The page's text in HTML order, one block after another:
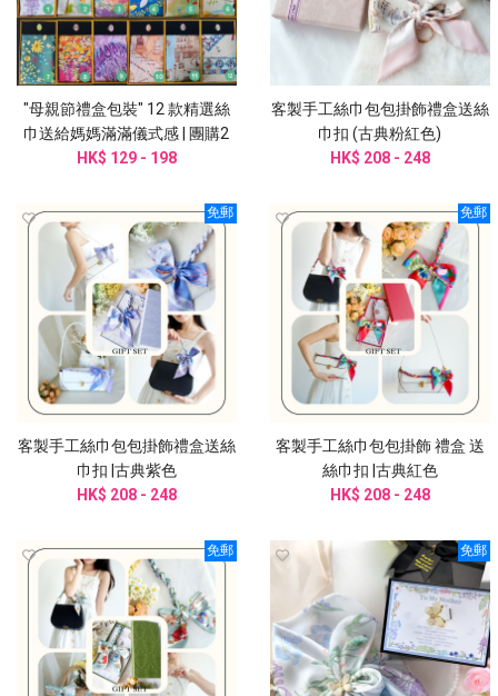
"母親節禮盒包裝" 12 款精選絲
巾送給媽媽滿滿儀式感 | 團購2
件起訂
HK$ 129 - 198
客製手工絲巾包包掛飾禮盒送絲
巾扣 (古典粉紅色)
HK$ 208 - 248
免郵
客製手工絲巾包包掛飾禮盒送絲
巾扣 |古典紫色
HK$ 208 - 248
免郵
客製手工絲巾包包掛飾 禮盒 送
絲巾扣 |古典紅色
HK$ 208 - 248
免郵 免郵